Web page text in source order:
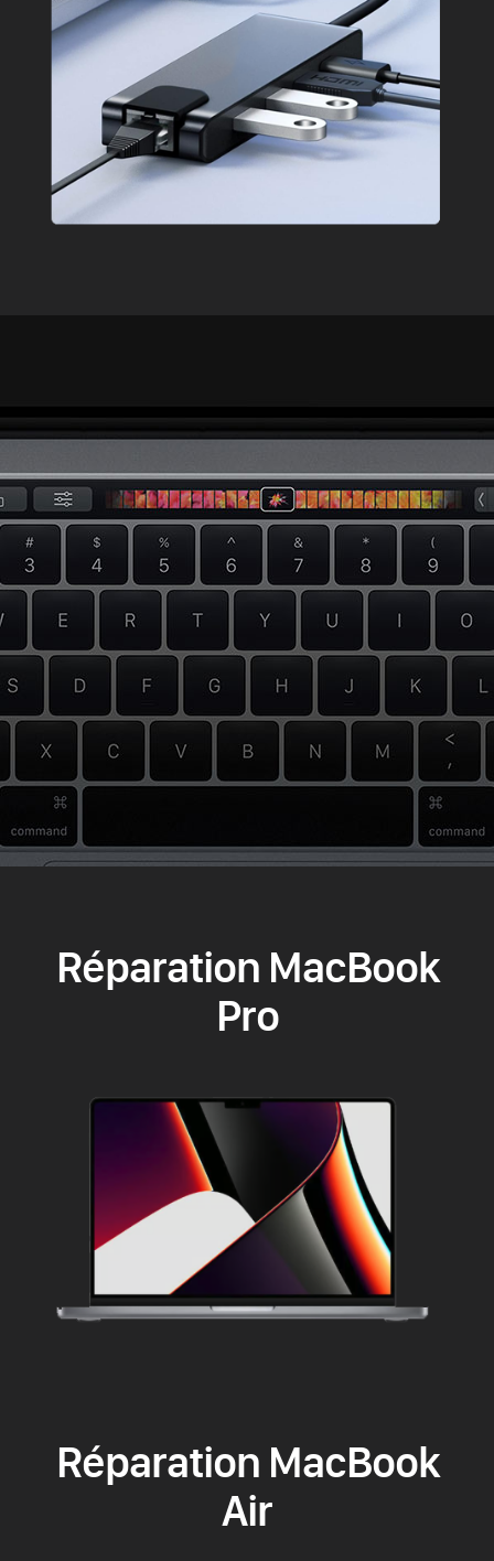
Réparation MacBook
Pro
Réparation MacBook
Air